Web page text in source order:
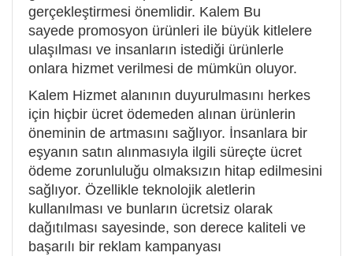
gerçekleştirmesi önemlidir. Kalem Bu
sayede promosyon ürünleri ile büyük kitlelere
ulaşılması ve insanların istediği ürünlerle
onlara hizmet verilmesi de mümkün oluyor.
Kalem Hizmet alanının duyurulmasını herkes
için hiçbir ücret ödemeden alınan ürünlerin
öneminin de artmasını sağlıyor. İnsanlara bir
eşyanın satın alınmasıyla ilgili süreçte ücret
ödeme zorunluluğu olmaksızın hitap edilmesini
sağlıyor. Özellikle teknolojik aletlerin
kullanılması ve bunların ücretsiz olarak
dağıtılması sayesinde, son derece kaliteli ve
başarılı bir reklam kampanyası